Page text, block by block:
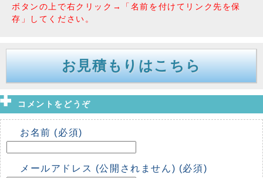
ボタンの上で右クリック→「名前を付けてリンク先を保
存」してください。
お見積もりはこちら
コメントをどうぞ
お名前 (必須)
メールアドレス (公開されません) (必須)